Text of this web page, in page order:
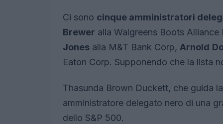
Ci sono cinque amministratori
Brewer alla Walgreens Boots Alliance
Jones alla M&T Bank Corp, Arnold
Eaton Corp. Supponendo che la lista
Thasunda Brown Duckett, che guida
amministratore delegato nero di una
dello S&P 500.